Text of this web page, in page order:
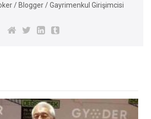
/ Blogger / Gayrimenkul Girişimcisi